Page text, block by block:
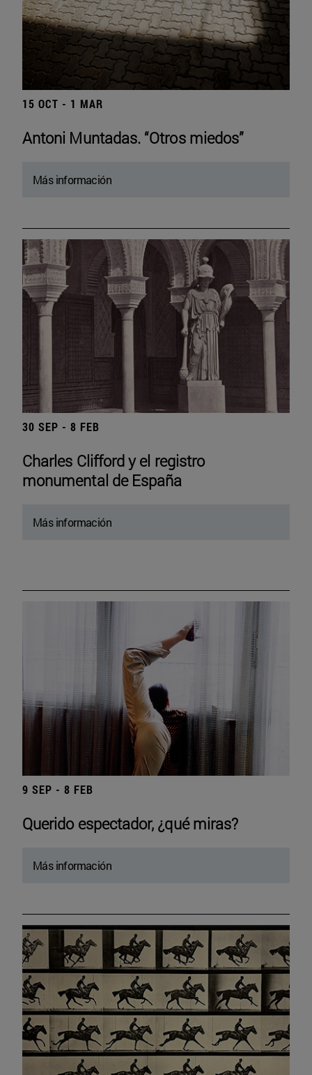
15 OCT - 1 MAR
Antoni Muntadas. “Otros miedos”
Más información
30 SEP - 8 FEB
Charles Clifford y el registro
monumental de España
Más información
9 SEP - 8 FEB
Querido espectador, ¿qué miras?
Más información